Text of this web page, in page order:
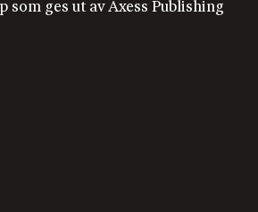
som ges ut av Axess Publishing